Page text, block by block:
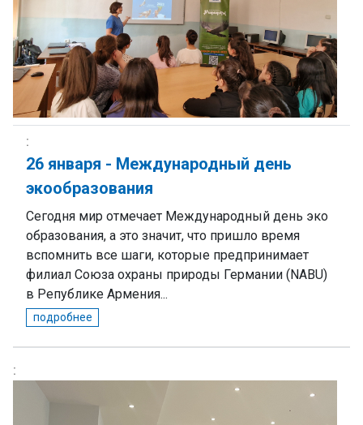
26 января - Международный день
экообразования
Сегодня мир отмечает Международный день эко
образования, а это значит, что пришло время
вспомнить все шаги, которые предпринимает
филиал Союза охраны природы Германии (NABU)
в Републике Армения...
подробнее